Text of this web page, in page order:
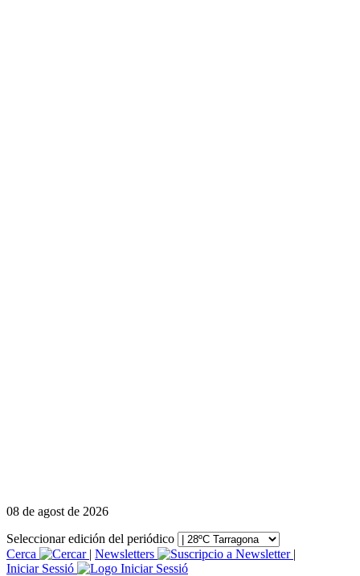
08 de agost de 2026
Seleccionar edición del periódico
Cerca
| Newsletters
|
Iniciar Sessió